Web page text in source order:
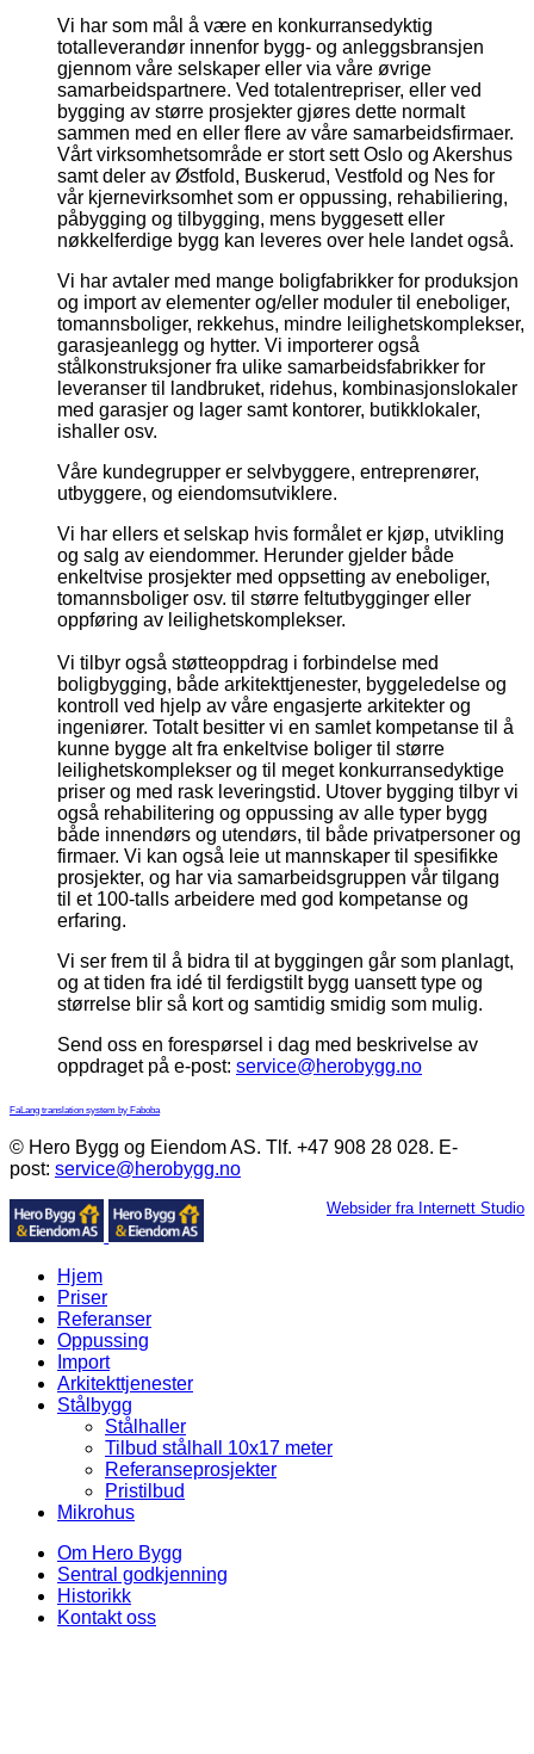
Vi har som mål å være en konkurransedyktig
totalleverandør innenfor bygg- og anleggsbransjen
gjennom våre selskaper eller via våre øvrige
samarbeidspartnere. Ved totalentrepriser, eller ved
bygging av større prosjekter gjøres dette normalt
sammen med en eller flere av våre samarbeidsfirmaer.
Vårt virksomhetsområde er stort sett Oslo og Akershus
samt deler av Østfold, Buskerud, Vestfold og Nes for
vår kjernevirksomhet som er oppussing, rehabiliering,
påbygging og tilbygging, mens byggesett eller
nøkkelferdige bygg kan leveres over hele landet også.
Vi har avtaler med mange boligfabrikker for produksjon
og import av elementer og/eller moduler til eneboliger,
tomannsboliger, rekkehus, mindre leilighetskomplekser,
garasjeanlegg og hytter. Vi importerer også
stålkonstruksjoner fra ulike samarbeidsfabrikker for
leveranser til landbruket, ridehus, kombinasjonslokaler
med garasjer og lager samt kontorer, butikklokaler,
ishaller osv.
Våre kundegrupper er selvbyggere, entreprenører,
utbyggere, og eiendomsutviklere.
Vi har ellers et selskap hvis formålet er kjøp, utvikling
og salg av eiendommer. Herunder gjelder både
enkeltvise prosjekter med oppsetting av eneboliger,
tomannsboliger osv. til større feltutbygginger eller
oppføring av leilighetskomplekser.
Vi tilbyr også støtteoppdrag i forbindelse med
boligbygging, både arkitekttjenester, byggeledelse og
kontroll ved hjelp av våre engasjerte arkitekter og
ingeniører. Totalt besitter vi en samlet kompetanse til å
kunne bygge alt fra enkeltvise boliger til større
leilighetskomplekser og til meget konkurransedyktige
priser og med rask leveringstid. Utover bygging tilbyr vi
også rehabilitering og oppussing av alle typer bygg
både innendørs og utendørs, til både privatpersoner og
firmaer. Vi kan også leie ut mannskaper til spesifikke
prosjekter, og har via samarbeidsgruppen vår tilgang
til et 100-talls arbeidere med god kompetanse og
erfaring.
Vi ser frem til å bidra til at byggingen går som planlagt,
og at tiden fra idé til ferdigstilt bygg uansett type og
størrelse blir så kort og samtidig smidig som mulig.
Send oss en forespørsel i dag med beskrivelse av
oppdraget på e-post: service@herobygg.no
FaLang translation system by Faboba
© Hero Bygg og Eiendom AS. Tlf. +47 908 28 028. E-
post: service@herobygg.no
Websider fra Internett Studio
Hjem
Priser
Referanser
Oppussing
Import
Arkitekttjenester
Stålbygg
Stålhaller
Tilbud stålhall 10x17 meter
Referanseprosjekter
Pristilbud
Mikrohus
Om Hero Bygg
Sentral godkjenning
Historikk
Kontakt oss